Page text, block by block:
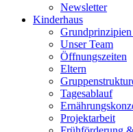
Newsletter
Kinderhaus
Unser Team
Öffnungszeiten
Eltern
Tagesablauf
Projektarbeit